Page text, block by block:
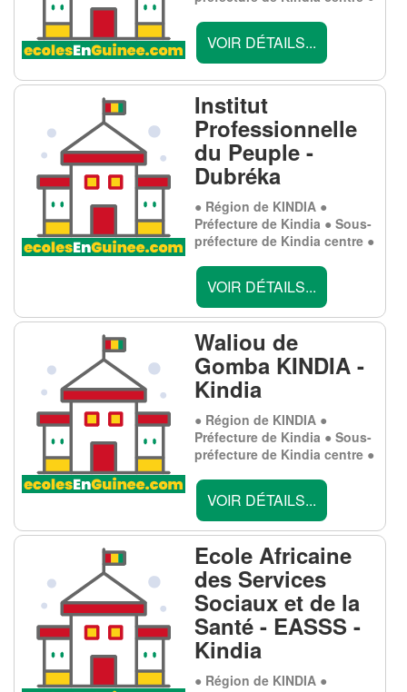
VOIR DÉTAILS...
Institut
Professionnelle
du Peuple -
Dubréka
● Région de KINDIA ●
Préfecture de Kindia ● Sous-
préfecture de Kindia centre ●
VOIR DÉTAILS...
Waliou de
Gomba KINDIA -
Kindia
● Région de KINDIA ●
Préfecture de Kindia ● Sous-
préfecture de Kindia centre ●
VOIR DÉTAILS...
Ecole Africaine
des Services
Sociaux et de la
Santé - EASSS -
Kindia
● Région de KINDIA ●